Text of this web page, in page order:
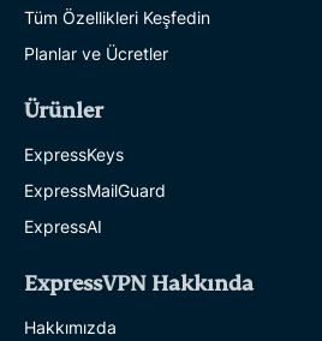
Tüm Özellikleri Keşfedin
Planlar ve Ücretler
Ürünler
ExpressKeys
ExpressMailGuard
ExpressAI
ExpressVPN Hakkında
Hakkımızda